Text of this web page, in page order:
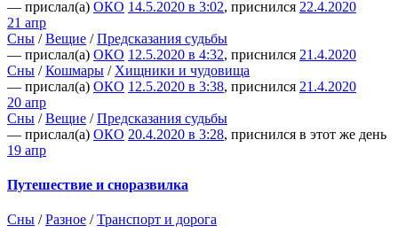
— прислал(а) ОКО 14.5.2020 в 3:02, приснился 22.4.2020
21 апр
Сны /Вещие /Предсказания судьбы
— прислал(а) ОКО 12.5.2020 в 4:32, приснился 21.4.2020
Сны /Кошмары / Хищники и чудовища
— прислал(а) ОКО 12.5.2020 в 3:38, приснился 21.4.2020
20 апр
Сны /Вещие /Предсказания судьбы
— прислал(а) ОКО 20.4.2020 в 3:28, приснился в этот же день
19 апр
Путешествие и сноразвилка
Сны /Разное /Транспорт и дорога